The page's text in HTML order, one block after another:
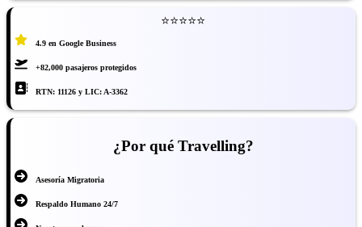
⭐⭐⭐⭐⭐
4.9 en Google Business
+82,000 pasajeros protegidos
RTN: 11126 y LIC: A-3362
¿Por qué Travelling?
Asesoría Migratoria
Respaldo Humano 24/7